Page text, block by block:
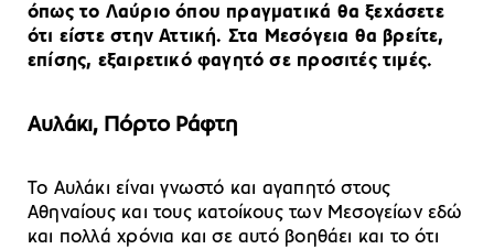
όπως το Λαύριο όπου πραγματικά θα ξεχάσετε
ότι είστε στην Αττική. Στα Μεσόγεια θα βρείτε,
επίσης, εξαιρετικό φαγητό σε προσιτές τιμές.
Αυλάκι, Πόρτο Ράφτη
Το Αυλάκι είναι γνωστό και αγαπητό στους
Αθηναίους και τους κατοίκους των Μεσογείων εδώ
και πολλά χρόνια και σε αυτό βοηθάει και το ότι